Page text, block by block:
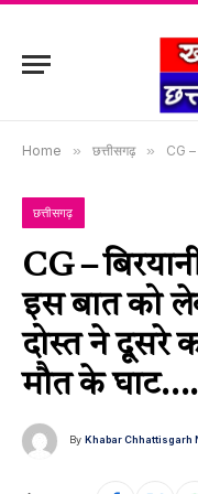
Home » छत्तीसगढ़ » CG –
छत्तीसगढ़
CG –
इस बात को
दोस्त ने दूसरे
मौत के
By Khabar Chhattisgarh